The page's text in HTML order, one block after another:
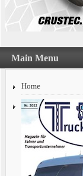
Main Menu
Home